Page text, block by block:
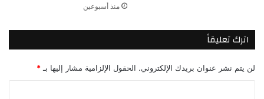
منذ أسبوعين
اترك تعليقاً
لن يتم نشر عنوان بريدك الإلكتروني. الحقول الإلزامية مشار إليها بـ *